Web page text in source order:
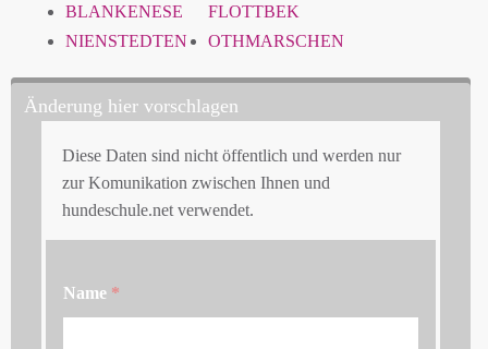
BLANKENESE
NIENSTEDTEN
LOTTBEK
OTHMARSCHEN
Änderung hier vorschlagen
Diese Daten sind nicht öffentlich und werden nur
zur Komunikation zwischen Ihnen und
hundeschule.net verwendet.
Name *